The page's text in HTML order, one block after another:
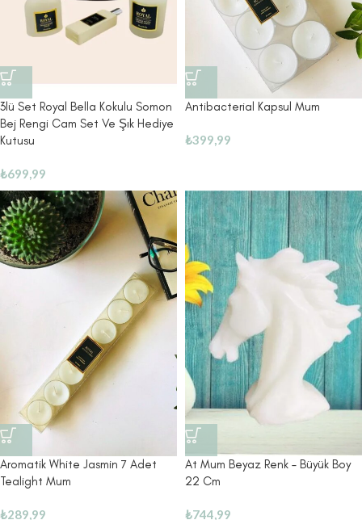
3lü Set Royal Bella Kokulu Somon
Bej Rengi Cam Set Ve Şık Hediye
Kutusu
₺699,99
Antibacterial Kapsul Mum
₺399,99
Aromatik White Jasmin 7 Adet
Tealight Mum
₺289,99
At Mum Beyaz Renk – Büyük Boy
22 Cm
₺744,99